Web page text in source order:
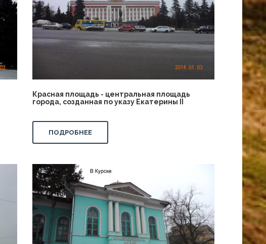
Красная площадь - центральная площадь
города, созданная по указу Екатерины II
ПОДРОБНЕЕ